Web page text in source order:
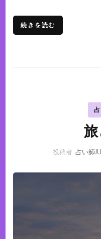
続きを読む
投稿者: 占い師